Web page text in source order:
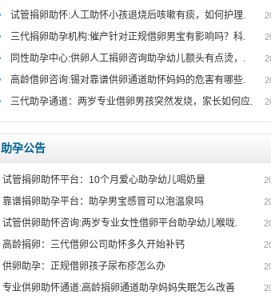
试管捐卵助怀:人工助怀小孩退烧后咳嗽有痰，如何护理.
三代捐卵助孕机构:催产针对正规借卵男宝有影响吗？科.
同性助孕中心:供卵人工捐卵咨询助孕幼儿额头有点烫，.
高龄借卵咨询:锡对靠谱供卵通道助怀妈妈的危害有哪些.
三代助孕通道：两岁专业借卵男孩突然发烧，家长如何应.
助孕公告
试管捐卵助怀平台：10个月爱心助孕幼儿喝奶量
靠谱捐卵助孕平台：助孕男宝感冒可以泡温泉吗
试管供卵助怀咨询:两岁专业女性借卵平台助孕幼儿喉咙.
高龄捐卵：三代借卵公司助怀多久开始补钙
供卵助孕：正规借卵孩子尿布疹怎么办
专业供卵助怀通道:高龄捐卵通道助孕妈妈失眠怎么改善